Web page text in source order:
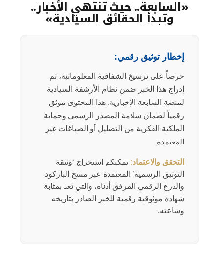
«السابعة.. حيث تنتهي الأخبار..
وتبدأ الحقائق السيادية»
إخطار توثيق رقمي:
حرصاً على ترسيخ الشفافية المعلوماتية، تم
إدراج هذا الخبر ضمن نظام الأرشفة السيادية
لمنصة السابعة الإخبارية. هذا المحتوى موثق
رقمياً لضمان سلامة المصدر الرسمي وحماية
الملكية الفكرية من التضليل أو الصياغات غير
المعتمدة.
التحقق والاعتماد: يمكنكم استخراج ‘وثيقة
التوثيق الرسمية’ المعتمدة عبر مسح الباركود
والدرع الرقمي المرفق أدناه، والتي تعد بمثابة
شهادة موثوقية رقمية للخبر الصادر بتاريخه
وساعته.